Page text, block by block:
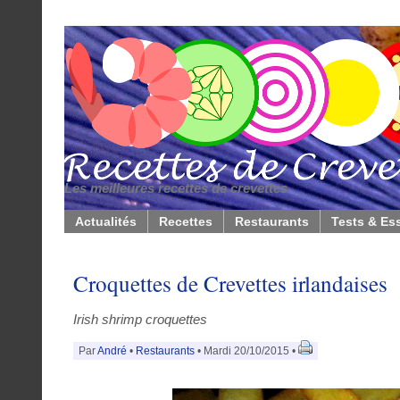
Les meilleures recettes de crevettes
Actualités Recettes Restaurants Tests &
Croquettes de Crevettes irlandaises
Irish shrimp croquettes
ParAndré • Restaurants • Mardi 20/10/2015 •